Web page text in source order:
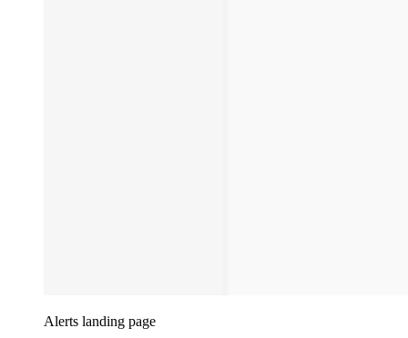
Alerts landing page